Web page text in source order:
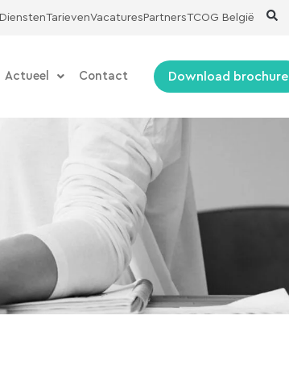
DienstenTarievenVacatures PartnersTCOG België
Actueel Contact Download brochure